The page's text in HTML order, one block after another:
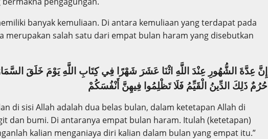
banyak kemuliaan. Di antara kemuliaan yang terdapat pada
merupakan salah satu dari empat bulan haram yang disebutkan
إِنَّ عِدَّةَ الشُّهُورِ عِنْدَ اللَّهِ اثْنَا عَشَرَ شَهْرًا فِي كِتَابِ اللَّهِ يَوْمَ خَلَقَ
حُرُمٌ ذَلِكَ الدِّينُ الْقَيِّمُ فَلَا تَظْلِمُوا فِيهِنَّ أَنْفُسَكُمْ
di sisi Allah adalah dua belas bulan, dalam ketetapan Allah di
dan bumi. Di antaranya empat bulan haram. Itulah (ketetapan)
kalian menganiaya diri kalian dalam bulan yang empat itu.”